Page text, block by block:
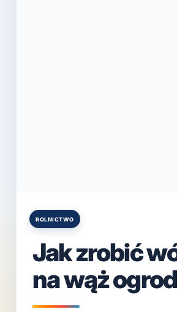
Posted
ROLNICTWO
Jak zrobić
na wąż